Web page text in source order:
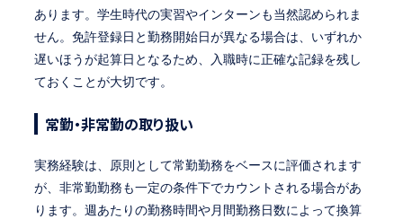
あります。学生時代の実習やインターンも当然認められま
せん。免許登録日と勤務開始日が異なる場合は、いずれか
遅いほうが起算日となるため、入職時に正確な記録を残し
ておくことが大切です。
常勤・非常勤の取り扱い
実務経験は、原則として常勤勤務をベースに評価されます
が、非常勤勤務も一定の条件下でカウントされる場合があ
ります。週あたりの勤務時間や月間勤務日数によって換算